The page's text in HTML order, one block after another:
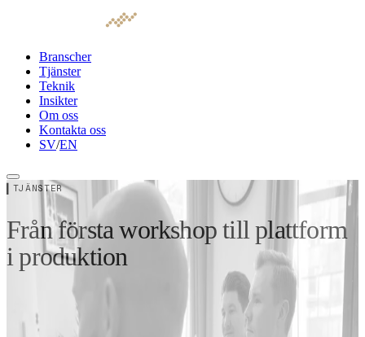
Branscher
Tjänster
Teknik
Insikter
Om oss
Kontakta oss
SV/EN
TJÄNSTER
Från första workshop till plattform
i produktion
Rebtech hjälper organisationer att frigöra värdet i sin
data — från strategi till färdig lösning i drift. Våra